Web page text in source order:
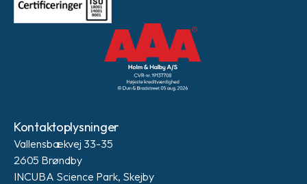
Kontaktoplysninger
Vallensbækvej 33-35
2605 Brøndby
INCUBA Science Park, Skejby